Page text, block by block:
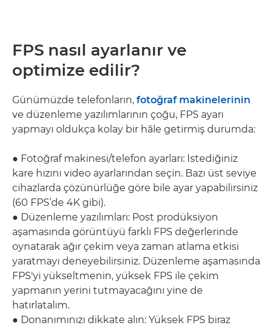
FPS nasıl ayarlanır ve
optimize edilir?
Günümüzde telefonların, fotoğraf makinelerinin
ve düzenleme yazılımlarının çoğu, FPS ayarı
yapmayı oldukça kolay bir hâle getirmiş durumda:
● Fotoğraf makinesi/telefon ayarları: İstediğiniz
kare hızını video ayarlarından seçin. Bazı üst seviye
cihazlarda çözünürlüğe göre bile ayar yapabilirsiniz
(60 FPS’de 4K gibi).
● Düzenleme yazılımları: Post prodüksiyon
aşamasında görüntüyü farklı FPS değerlerinde
oynatarak ağır çekim veya zaman atlama etkisi
yaratmayı deneyebilirsiniz. Düzenleme aşamasında
FPS'yi yükseltmenin, yüksek FPS ile çekim
yapmanın yerini tutmayacağını yine de
hatırlatalım.
● Donanımınızı dikkate alın: Yüksek FPS biraz